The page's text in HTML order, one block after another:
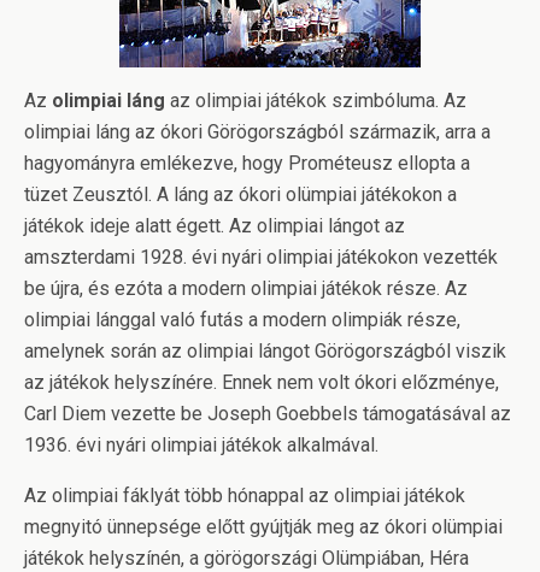
Az olimpiai láng az olimpiai játékok szimbóluma. Az
olimpiai láng az ókori Görögországból származik, arra a
hagyományra emlékezve, hogy Prométeusz ellopta a
tüzet Zeusztól. A láng az ókori olümpiai játékokon a
játékok ideje alatt égett. Az olimpiai lángot az
amszterdami 1928. évi nyári olimpiai játékokon vezették
be újra, és ezóta a modern olimpiai játékok része. Az
olimpiai lánggal való futás a modern olimpiák része,
amelynek során az olimpiai lángot Görögországból viszik
az játékok helyszínére. Ennek nem volt ókori előzménye,
Carl Diem vezette be Joseph Goebbels támogatásával az
1936. évi nyári olimpiai játékok alkalmával.
Az olimpiai fáklyát több hónappal az olimpiai játékok
megnyitó ünnepsége előtt gyújtják meg az ókori olümpiai
játékok helyszínén, a görögországi Olümpiában, Héra